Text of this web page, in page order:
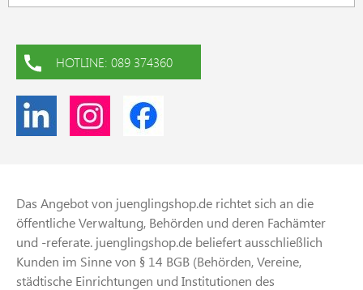
HOTLINE: 089 374360
Das Angebot von juenglingshop.de richtet sich an die
öffentliche Verwaltung, Behörden und deren Fachämter
und -referate. juenglingshop.de beliefert ausschließlich
Kunden im Sinne von § 14 BGB (Behörden, Vereine,
städtische Einrichtungen und Institutionen des